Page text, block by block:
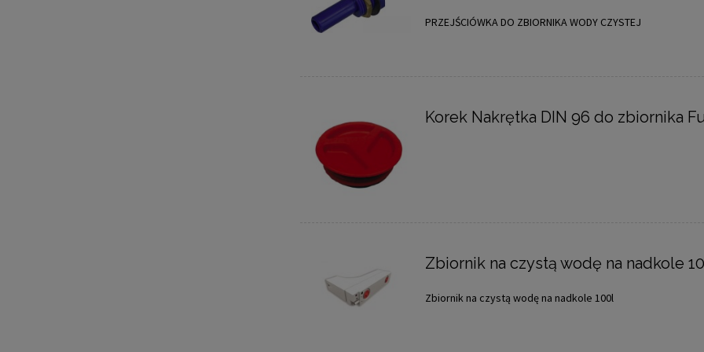
PRZEJŚCIÓWKA DO ZBIORNIKA WODY CZYSTEJ
Korek Nakrętka DIN 96 do zbiornika
Zbiornik na czystą wodę na nadkole
Zbiornik na czystą wodę na nadkole 100l